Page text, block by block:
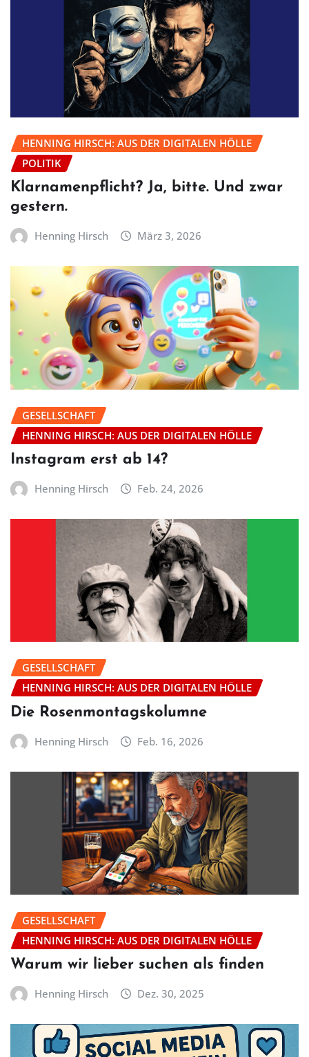
HENNING HIRSCH: AUS DER DIGITALEN HÖLLE
POLITIK
Klarnamenpflicht? Ja, bitte. Und zwar
gestern.
Henning Hirsch März 3, 2026
GESELLSCHAFT
HENNING HIRSCH: AUS DER DIGITALEN HÖLLE
Instagram erst ab 14?
Henning Hirsch Feb. 24, 2026
GESELLSCHAFT
HENNING HIRSCH: AUS DER DIGITALEN HÖLLE
Die Rosenmontagskolumne
Henning Hirsch Feb. 16, 2026
GESELLSCHAFT
HENNING HIRSCH: AUS DER DIGITALEN HÖLLE
Warum wir lieber suchen als finden
Henning Hirsch Dez. 30, 2025